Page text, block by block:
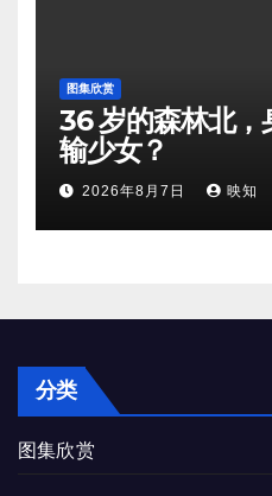
图集欣赏
36 岁的森林北，
输少女？
2026年8月7日 映知
分类
图集欣赏